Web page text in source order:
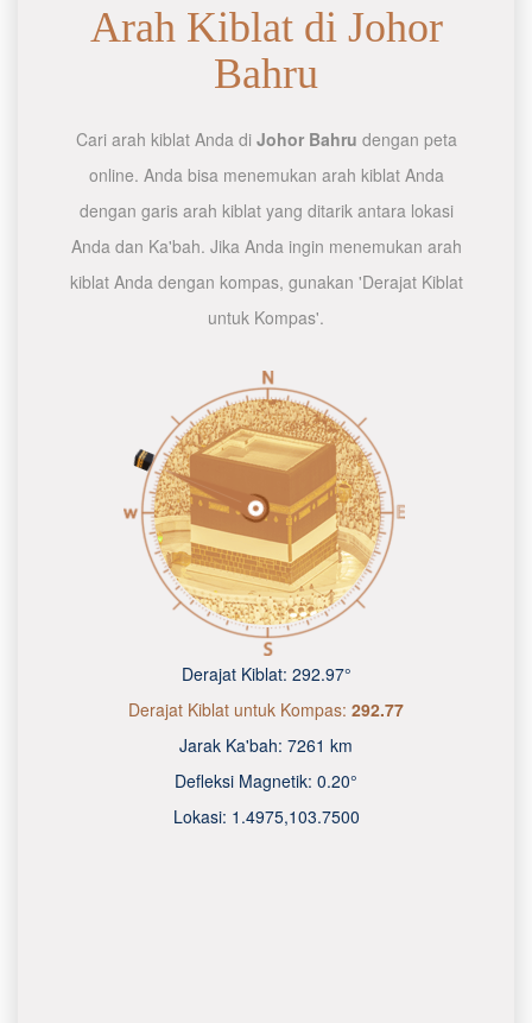
Arah Kiblat di Johor
Bahru
Cari arah kiblat Anda di Johor Bahru dengan peta
online. Anda bisa menemukan arah kiblat Anda
dengan garis arah kiblat yang ditarik antara lokasi
Anda dan Ka'bah. Jika Anda ingin menemukan arah
kiblat Anda dengan kompas, gunakan 'Derajat Kiblat
untuk Kompas'.
Derajat Kiblat: 292.97°
Derajat Kiblat untuk Kompas: 292.77
Jarak Ka'bah: 7261 km
Defleksi Magnetik: 0.20°
Lokasi: 1.4975,103.7500